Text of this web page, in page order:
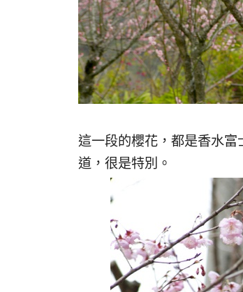
這一段的櫻花，都是香水
道，很是特別。